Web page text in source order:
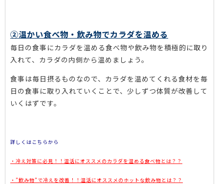
②温かい食べ物・飲み物でカラダを温める
毎日の食事にカラダを温める食べ物や飲み物を積極的に取り
入れて、カラダの内側から温めましょう。
食事は毎日摂るものなので、カラダを温めてくれる食材を毎
日の食事に取り入れていくことで、少しずつ体質が改善して
いくはずです。
詳しくはこちらから
・冷え対策に必見！！温活にオススメのカラダを温める食べ物とは？？
・”飲み物”で冷えを改善！！温活にオススメのホットな飲み物とは？？